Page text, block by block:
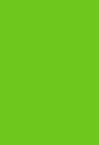
sida
sida (öppnas i
i nytt
i nytt fönster)